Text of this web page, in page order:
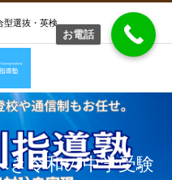
型選抜・英検
き令和の中学受験
お電話